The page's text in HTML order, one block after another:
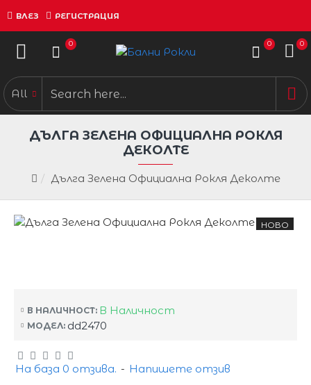
ВЛЕЗ РЕГИСТРАЦИЯ
0 0 0
All
Дълга Зелена Официална Рокля Деколте
ДЪЛГА ЗЕЛЕНА ОФИЦИАЛНА РОКЛЯ
ДЕКОЛТЕ
НОВО
В НАЛИЧНОСТ: В Наличност
МОДЕЛ: dd2470
На база 0 отзива. - Напишете отзив